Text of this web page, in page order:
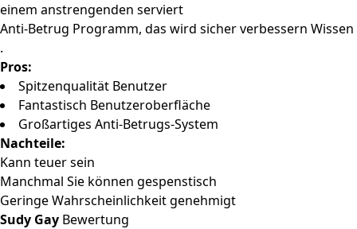
einem anstrengenden serviert
Anti-Betrug Programm, das wird sicher verbessern Wissen
.
Pros:
Spitzenqualität Benutzer
Fantastisch Benutzeroberfläche
Großartiges Anti-Betrugs-System
Nachteile:
Kann teuer sein
Manchmal Sie können gespenstisch
Geringe Wahrscheinlichkeit genehmigt
Sudy Gay Bewertung